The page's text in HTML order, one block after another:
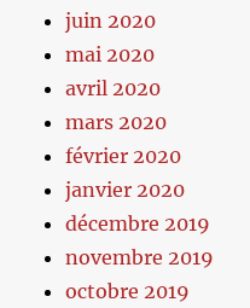
juin 2020
mai 2020
avril 2020
mars 2020
février 2020
janvier 2020
décembre 2019
novembre 2019
octobre 2019